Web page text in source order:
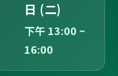
日 (二)
下午 13:00 ~
16:00